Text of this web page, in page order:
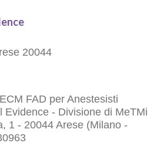
20044
FAD per Anestesisti
Evidence - Divisione di MeTMi
1 - 20044 Arese (Milano -